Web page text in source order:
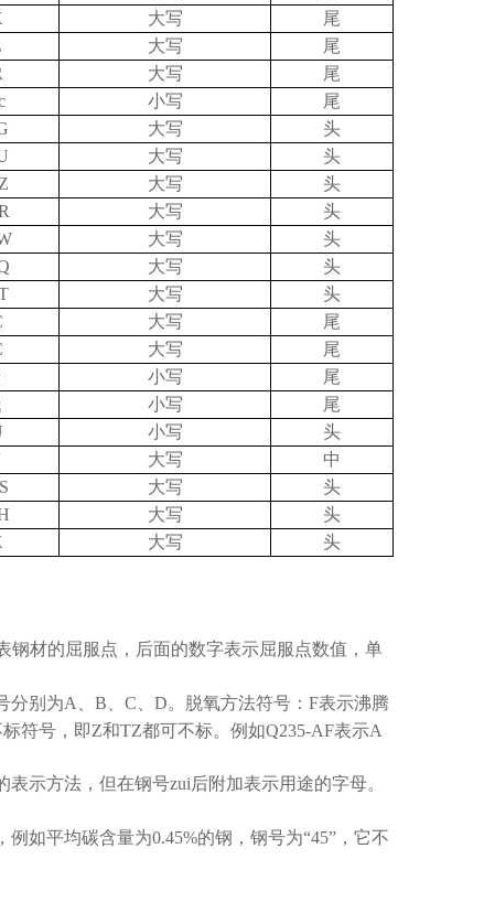
大写
尾
大写
尾
大写
尾
小写
尾
大写
头
大写
头
大写
头
大写
头
大写
头
大写
头
大写
头
大写
尾
大写
尾
小写
尾
小写
尾
小写
头
大写
中
大写
头
大写
头
大写 头
钢材的屈服点，后面的数字表示屈服点数值，单
分别为A B C D。脱氧方法符号： F表示沸腾
符号，即Z和TZ都可不标。例如Q235-AF表示A
示方法，但在钢号zui后附加表示用途的字母。
例如平均碳含量为0.45%的钢，钢号为“45” ，它不